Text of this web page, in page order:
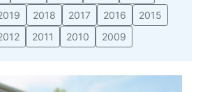
2018 2017 2016
2015
2011 2010 2009